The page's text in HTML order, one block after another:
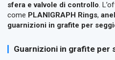
sfera e valvole di controllo.
come PLANIGRAPH Rings,
guarnizioni in grafite per
Guarnizioni in grafite per